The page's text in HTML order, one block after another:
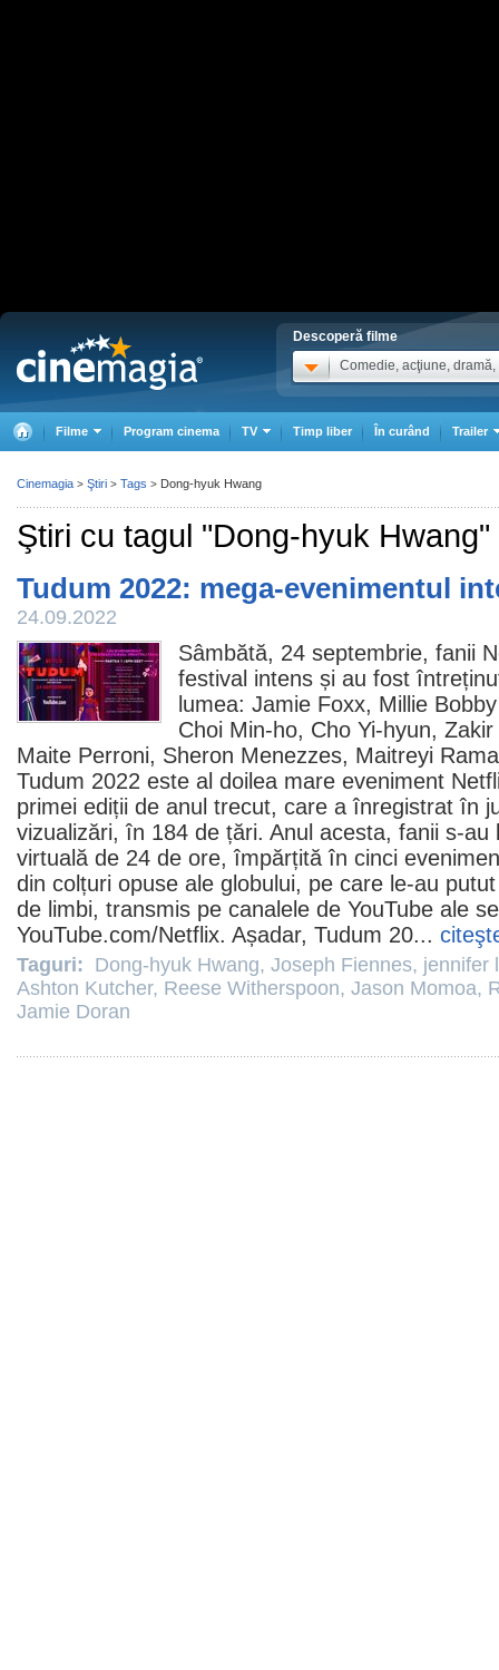
Descoperă filme
Comedie, acţiune, dramă,
Filme Program cinema TV Timp liber În curând Trailer
Ştiri cu tagul "Dong-hyuk Hwang"
Tudum 2022: mega-evenimentul
24.09.2022
Sâmbătă, 24 septembrie, fanii
festival intens și au fost
lumea: Jamie Foxx, Millie
Choi Min-ho, Cho Yi-hyun, Zakir
Maite Perroni, Sheron Menezzes, Maitreyi
Tudum 2022 este al doilea mare eveniment
primei ediții de anul trecut, care a înregistrat în
vizualizări, în 184 de țări. Anul acesta, fanii s-
virtuală de 24 de ore, împărțită în cinci
din colțuri opuse ale globului, pe care le-au
de limbi, transmis pe canalele de YouTube ale
YouTube.com/Netflix. Așadar, Tudum 20...
Taguri: Dong-hyuk Hwang, Joseph Fiennes, jennifer
Ashton Kutcher, Reese Witherspoon, Jason Momoa,
Jamie Doran
Cinemagia > Ştiri > Tags > Dong-hyuk Hwang